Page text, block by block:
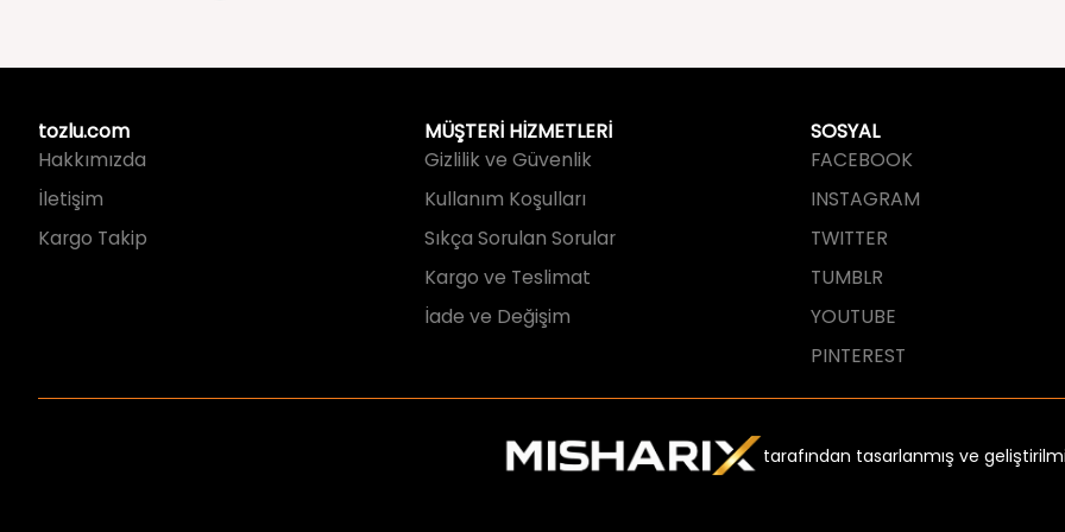
tozlu.com
Hakkımızda
İletişim
Kargo Takip
MÜŞTERİ HİZMETLERİ
Gizlilik ve Güvenlik
Kullanım Koşulları
Sıkça Sorulan Sorular
Kargo ve Teslimat
İade ve Değişim
SOSYAL
FACEBOOK
INSTAGRAM
TWITTER
TUMBLR
YOUTUBE
PINTEREST
tarafından tasarlanmış ve